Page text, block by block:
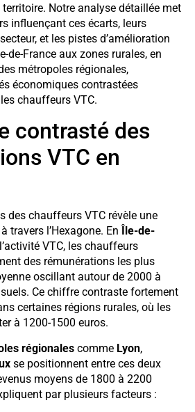
Notre analyse détaillée met
influençant ces écarts, leurs
et les pistes d’amélioration
de-France aux zones rurales, en
métropoles régionales,
économiques contrastées
chauffeurs VTC.
contrasté des
VTC en
des chauffeurs VTC révèle une
à travers l’Hexagone. En
Île-de-
VTC, les chauffeurs
des rémunérations les plus
oscillant autour de 2000 à
Ce chiffre contraste fortement
certaines régions rurales, où les
à 1200-1500 euros.
régionales comme Lyon,
se positionnent entre ces deux
moyens de 1800 à 2200
par plusieurs facteurs :